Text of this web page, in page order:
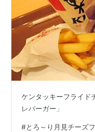
ケンタッキーフライド
レバーガー」
#とろ～り月見チーズ